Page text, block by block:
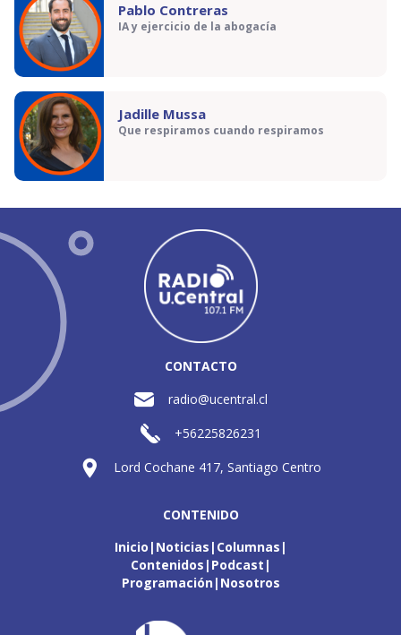
Pablo Contreras
IA y ejercicio de la abogacía
Jadille Mussa
Que respiramos cuando respiramos
CONTACTO
radio@ucentral.cl
+56225826231
Lord Cochane 417, Santiago Centro
CONTENIDO
Inicio Noticias Columnas
Contenidos Podcast
Programación Nosotros